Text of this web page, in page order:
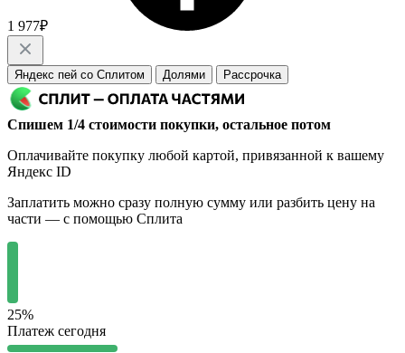
1 977₽
Яндекс пей со Сплитом Долями Рассрочка
Спишем 1/4 стоимости покупки, остальное потом
Оплачивайте покупку любой картой, привязанной к вашему
Яндекс ID
Заплатить можно сразу полную сумму или разбить цену на
части — с помощью Сплита
25%
Платеж сегодня